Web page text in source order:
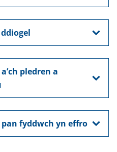
pledren a
fyddwch yn effro